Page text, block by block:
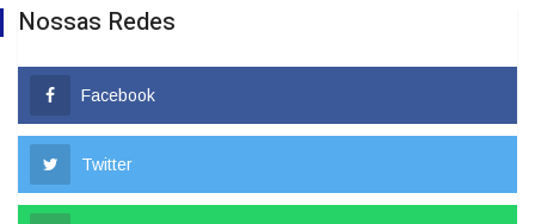
Nossas Redes
Facebook
Twitter